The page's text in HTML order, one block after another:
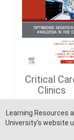
Learning Resources
University’s website
Critical
Clinics
Detail